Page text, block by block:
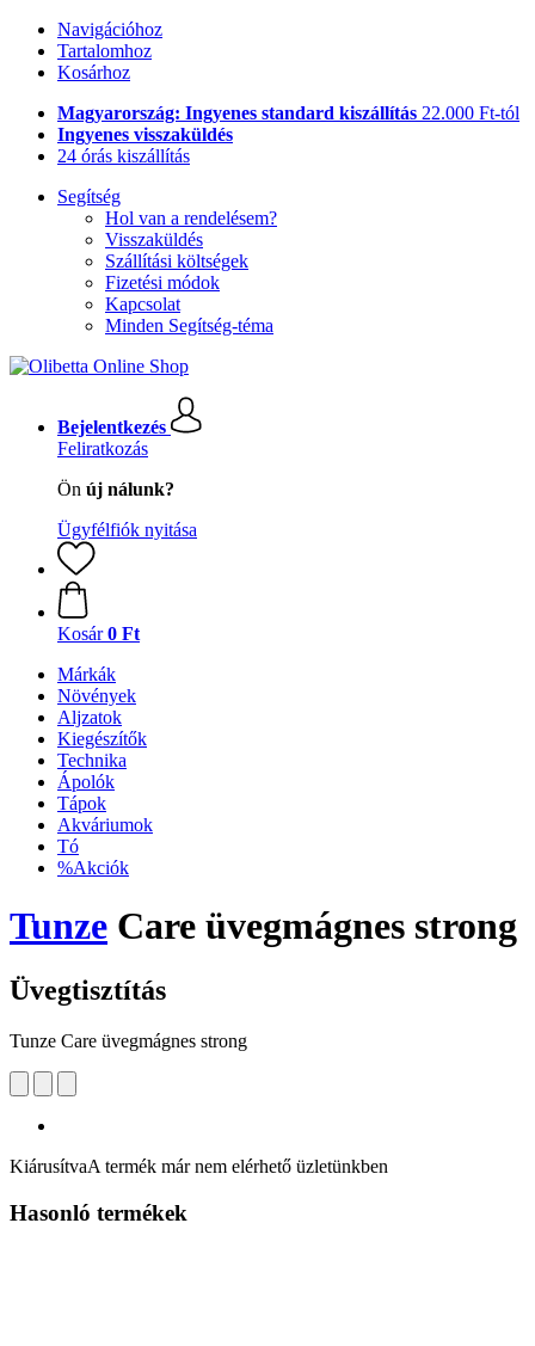
Navigációhoz
Tartalomhoz
Kosárhoz
Magyarország: Ingyenes standard kiszállítás 22.000 Ft-tól
Ingyenes visszaküldés
24 órás kiszállítás
Segítség
Hol van a rendelésem?
Visszaküldés
Szállítási költségek
Fizetési módok
Kapcsolat
Minden Segítség-téma
Bejelentkezés
Feliratkozás
Ön új nálunk?
Ügyfélfiók nyitása
Kosár 0 Ft
Márkák
Növények
Aljzatok
Kiegészítők
Technika
Ápolók
Tápok
Akváriumok
Tó
%Akciók
Tunze Care üvegmágnes strong
Üvegtisztítás
Tunze Care üvegmágnes strong
KiárusítvaA termék már nem elérhető üzletünkben
Hasonló termékek